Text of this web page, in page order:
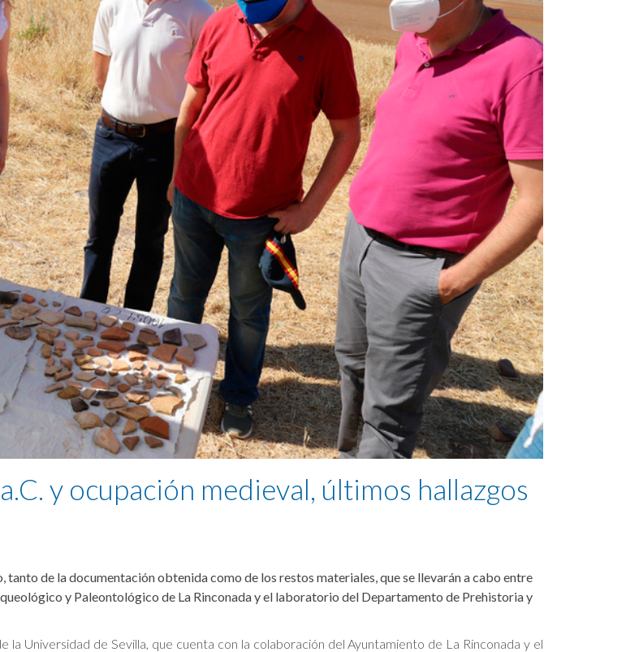
y ocupación medieval, últimos hallazgos
de la documentación obtenida como de los restos materiales, que se llevarán a cabo entre
y Paleontológico de La Rinconada y el laboratorio del Departamento de Prehistoria y
la Universidad de Sevilla, que cuenta con la colaboración del Ayuntamiento de La Rinconada y el